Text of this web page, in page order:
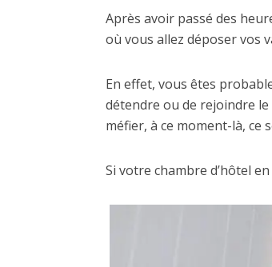
Après avoir passé des
où vous allez déposer vos
En effet, vous êtes
détendre ou de rejoindre
méfier, à ce moment-là, ce
Si votre chambre d’hôtel